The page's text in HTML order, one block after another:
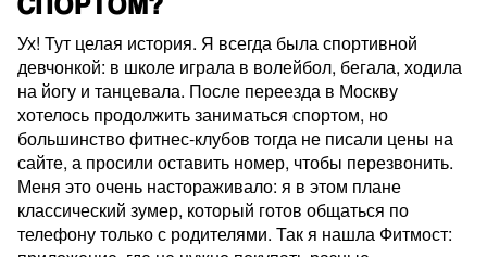
Ух! Тут целая история. Я всегда была спортивной
девчонкой: в школе играла в волейбол, бегала, ходила
на йогу и танцевала. После переезда в Москву
хотелось продолжить заниматься спортом, но
большинство фитнес-клубов тогда не писали цены на
сайте, а просили оставить номер, чтобы перезвонить.
Меня это очень настораживало: я в этом плане
классический зумер, который готов общаться по
телефону только с родителями. Так я нашла Фитмост: